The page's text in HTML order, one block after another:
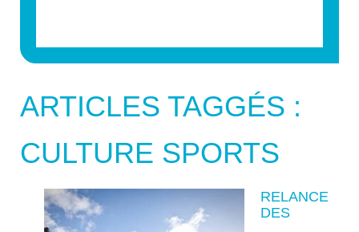
ARTICLES TAGGÉS :
CULTURE SPORTS
RELANCE
DES